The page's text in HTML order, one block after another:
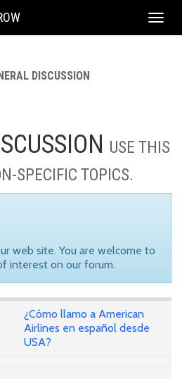
DISCUSSION
USE THIS
SPECIFIC TOPICS.
web site. You are welcome to
interest on our forum.
¿Cómo llamo a American
Airlines en español desde
USA?